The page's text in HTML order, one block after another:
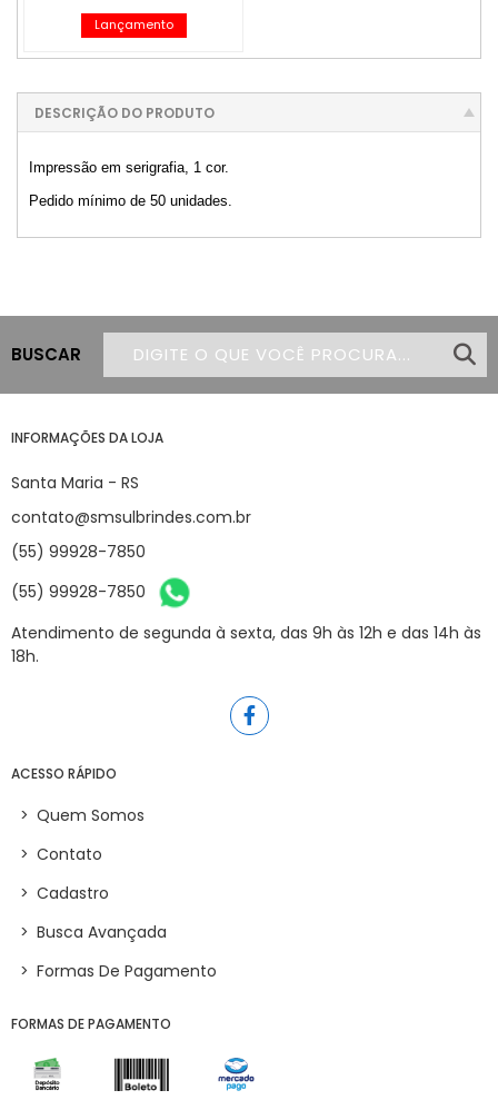
Lançamento
DESCRIÇÃO DO PRODUTO
Impressão em serigrafia, 1 cor.
Pedido mínimo de 50 unidades.
BUSCAR
INFORMAÇÕES DA LOJA
Santa Maria - RS
contato@smsulbrindes.com.br
(55) 99928-7850
(55) 99928-7850
Atendimento de segunda à sexta, das 9h às 12h e das 14h às
18h.
ACESSO RÁPIDO
> Quem Somos
> Contato
> Cadastro
> Busca Avançada
> Formas De Pagamento
FORMAS DE PAGAMENTO